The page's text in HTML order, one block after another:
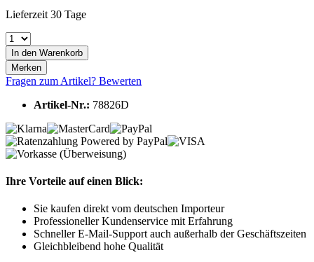
Lieferzeit 30 Tage
In den Warenkorb
Merken
Fragen zum Artikel? Bewerten
Artikel-Nr.: 78826D
Ihre Vorteile auf einen Blick:
Sie kaufen direkt vom deutschen Importeur
Professioneller Kundenservice mit Erfahrung
Schneller E-Mail-Support auch außerhalb der Geschäftszeiten
Gleichbleibend hohe Qualität